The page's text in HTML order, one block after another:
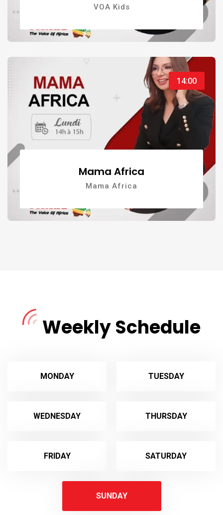
VOA Kids
14:00
Mama Africa
Mama Africa
Weekly Schedule
MONDAY TUESDAY
WEDNESDAY THURSDAY
FRIDAY SATURDAY
SUNDAY